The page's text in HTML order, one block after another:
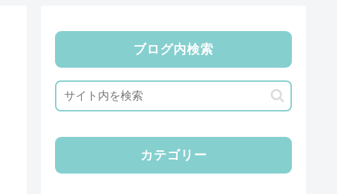
ブログ内検索
カテゴリー